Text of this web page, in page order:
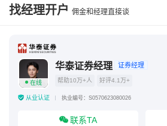
找经理开户 佣金和经理直接谈
在线
华泰证券经理 证券经理
帮助10万+人 好评4.1万+
从业认证 执业编号：S0570623080026
联系TA